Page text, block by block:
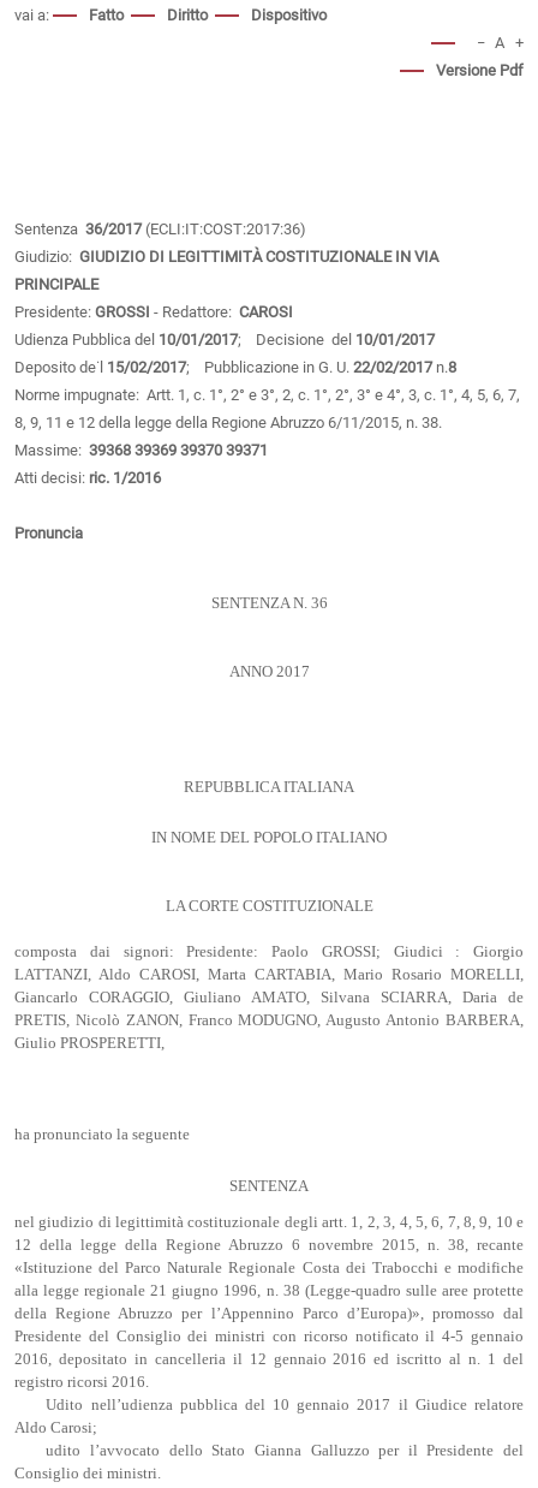
vai a: Fatto Diritto
Dispositivo
− A +
Versione Pdf
Sentenza 36/2017(ECLI:IT:COST:2017:36)
Giudizio: GIUDIZIO DI LEGITTIMITÀ COSTITUZIONALE IN VIA
PRINCIPALE
Presidente: GROSSI - Redattore: CAROSI
Udienza Pubblica del 10/01/2017; Decisione del 10/01/2017
Deposito de˙l 15/02/2017; Pubblicazione in G. U. 22/02/2017n.8
Norme impugnate: Artt. 1, c. 1°, 2° e 3°, 2, c. 1°, 2°, 3° e 4°, 3, c. 1°, 4, 5, 6, 7,
8, 9, 11 e 12 della legge della Regione Abruzzo 6/11/2015, n. 38.
Massime: 39368 39369 39370 39371
Atti decisi: ric. 1/2016
Pronuncia
SENTENZA N. 36
ANNO 2017
REPUBBLICA ITALIANA
IN NOME DEL POPOLO ITALIANO
LA CORTE COSTITUZIONALE
composta dai signori: Presidente: Paolo GROSSI; Giudici : Giorgio
LATTANZI, Aldo CAROSI, Marta CARTABIA, Mario Rosario MORELLI,
Giancarlo CORAGGIO, Giuliano AMATO, Silvana SCIARRA, Daria de
PRETIS, Nicolò ZANON, Franco MODUGNO, Augusto Antonio BARBERA,
Giulio PROSPERETTI,
ha pronunciato la seguente
SENTENZA
nel giudizio di legittimità costituzionale degli artt. 1, 2, 3, 4, 5, 6, 7, 8, 9, 10 e
12 della legge della Regione Abruzzo 6 novembre 2015, n. 38, recante
«Istituzione del Parco Naturale Regionale Costa dei Trabocchi e modifiche
alla legge regionale 21 giugno 1996, n. 38 (Legge-quadro sulle aree protette
della Regione Abruzzo per l’Appennino Parco d’Europa)», promosso dal
Presidente del Consiglio dei ministri con ricorso notificato il 4-5 gennaio
2016, depositato in cancelleria il 12 gennaio 2016 ed iscritto al n. 1 del
registro ricorsi 2016.
Udito nell’udienza pubblica del 10 gennaio 2017 il Giudice relatore
Aldo Carosi;
udito l’avvocato dello Stato Gianna Galluzzo per il Presidente del
Consiglio dei ministri.